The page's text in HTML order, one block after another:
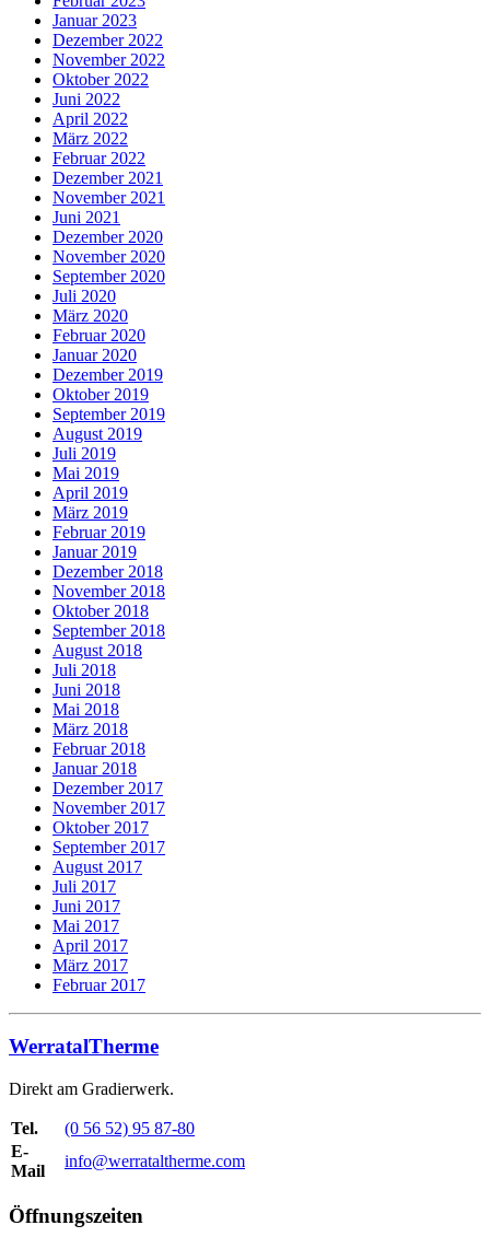
Januar 2023
Dezember 2022
November 2022
Oktober 2022
Juni 2022
April 2022
März 2022
Februar 2022
Dezember 2021
November 2021
Juni 2021
Dezember 2020
November 2020
September 2020
Juli 2020
März 2020
Februar 2020
Januar 2020
Dezember 2019
Oktober 2019
September 2019
August 2019
Juli 2019
Mai 2019
April 2019
März 2019
Februar 2019
Januar 2019
Dezember 2018
November 2018
Oktober 2018
September 2018
August 2018
Juli 2018
Juni 2018
Mai 2018
März 2018
Februar 2018
Januar 2018
Dezember 2017
November 2017
Oktober 2017
September 2017
August 2017
Juli 2017
Juni 2017
Mai 2017
April 2017
März 2017
Februar 2017
WerratalTherme
Direkt am Gradierwerk.
Tel.
(0 56 52) 95 87-80
E-
Mail
info@werrataltherme.com
Öffnungszeiten